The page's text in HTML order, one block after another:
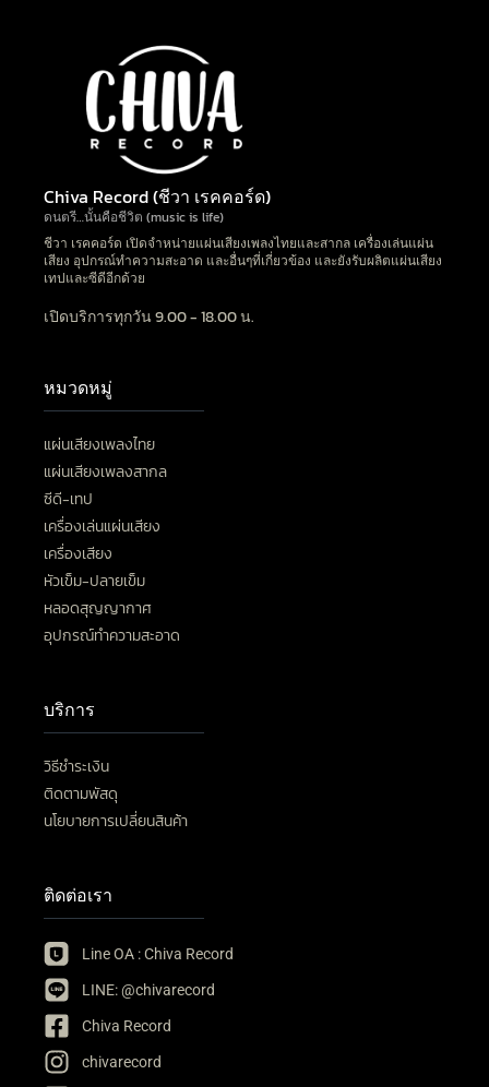
Chiva Record (ชีวา เรคคอร์ด)
ดนตรี…นั้นคือชีวิต (music is life)
ชีวา เรคคอร์ด เปิดจำหน่ายแผ่นเสียงเพลงไทยและสากล เครื่องเล่นแผ่น
เสียง อุปกรณ์ทำความสะอาด และอื่นๆที่เกี่ยวข้อง และยังรับผลิตแผ่นเสียง
เทปและซีดีอีกด้วย
เปิดบริการทุกวัน 9.00 - 18.00 น.
หมวดหมู่
แผ่นเสียงเพลงไทย
แผ่นเสียงเพลงสากล
ซีดี-เทป
เครื่องเล่นแผ่นเสียง
เครื่องเสียง
หัวเข็ม-ปลายเข็ม
หลอดสุญญากาศ
อุปกรณ์ทำความสะอาด
บริการ
วิธีชำระเงิน
ติดตามพัสดุ
นโยบายการเปลี่ยนสินค้า
ติดต่อเรา
Line OA : Chiva Record
LINE: @chivarecord
Chiva Record
chivarecord